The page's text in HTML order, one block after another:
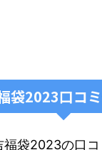
袋2023口コ
福袋2023の口